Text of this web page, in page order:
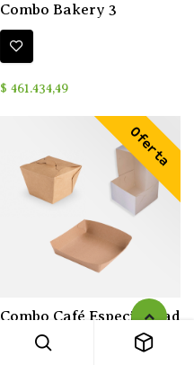
Combo Bakery 3
$ 461.434,49
Oferta
Combo Café Especialidad